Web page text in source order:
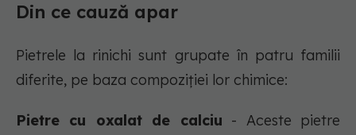
Din ce cauză apar
Pietrele la rinichi sunt grupate în patru familii
diferite, pe baza compoziției lor chimice:
Pietre cu oxalat de calciu - Aceste pietre